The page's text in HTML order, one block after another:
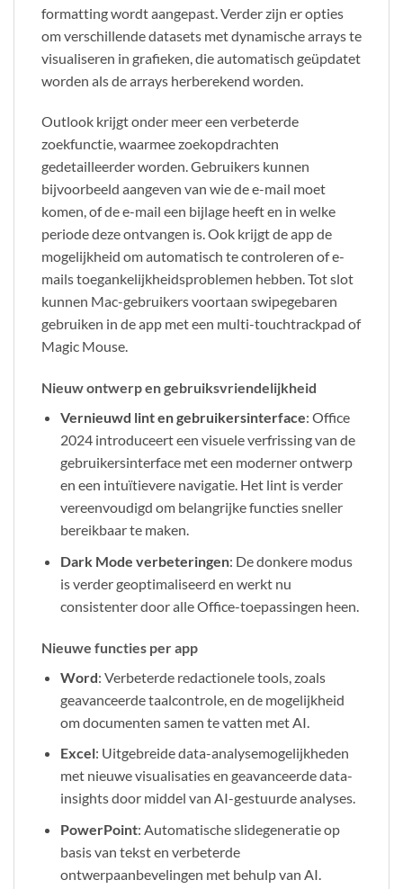
formatting wordt aangepast. Verder zijn er opties
om verschillende datasets met dynamische arrays te
visualiseren in grafieken, die automatisch geüpdatet
worden als de arrays herberekend worden.
Outlook krijgt onder meer een verbeterde
zoekfunctie, waarmee zoekopdrachten
gedetailleerder worden. Gebruikers kunnen
bijvoorbeeld aangeven van wie de e-mail moet
komen, of de e-mail een bijlage heeft en in welke
periode deze ontvangen is. Ook krijgt de app de
mogelijkheid om automatisch te controleren of e-
mails toegankelijkheidsproblemen hebben. Tot slot
kunnen Mac-gebruikers voortaan swipegebaren
gebruiken in de app met een multi-touchtrackpad of
Magic Mouse.
Nieuw ontwerp en gebruiksvriendelijkheid
Vernieuwd lint en gebruikersinterface: Office
2024 introduceert een visuele verfrissing van de
gebruikersinterface met een moderner ontwerp
en een intuïtievere navigatie. Het lint is verder
vereenvoudigd om belangrijke functies sneller
bereikbaar te maken.
Dark Mode verbeteringen: De donkere modus
is verder geoptimaliseerd en werkt nu
consistenter door alle Office-toepassingen heen.
Nieuwe functies per app
Word: Verbeterde redactionele tools, zoals
geavanceerde taalcontrole, en de mogelijkheid
om documenten samen te vatten met AI.
Excel: Uitgebreide data-analysemogelijkheden
met nieuwe visualisaties en geavanceerde data-
insights door middel van AI-gestuurde analyses.
PowerPoint: Automatische slidegeneratie op
basis van tekst en verbeterde
ontwerpaanbevelingen met behulp van AI.